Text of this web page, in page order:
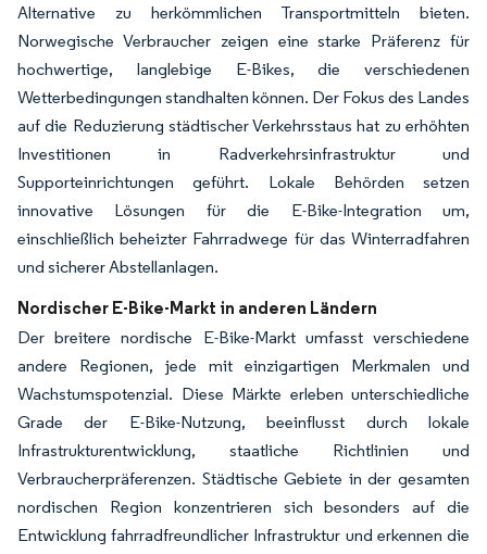
Alternative zu herkömmlichen Transportmitteln bieten.
Norwegische Verbraucher zeigen eine starke Präferenz für
hochwertige, langlebige E-Bikes, die verschiedenen
Wetterbedingungen standhalten können. Der Fokus des Landes
auf die Reduzierung städtischer Verkehrsstaus hat zu erhöhten
Investitionen in Radverkehrsinfrastruktur und
Supporteinrichtungen geführt. Lokale Behörden setzen
innovative Lösungen für die E-Bike-Integration um,
einschließlich beheizter Fahrradwege für das Winterradfahren
und sicherer Abstellanlagen.
Nordischer E-Bike-Markt in anderen Ländern
Der breitere nordische E-Bike-Markt umfasst verschiedene
andere Regionen, jede mit einzigartigen Merkmalen und
Wachstumspotenzial. Diese Märkte erleben unterschiedliche
Grade der E-Bike-Nutzung, beeinflusst durch lokale
Infrastrukturentwicklung, staatliche Richtlinien und
Verbraucherpräferenzen. Städtische Gebiete in der gesamten
nordischen Region konzentrieren sich besonders auf die
Entwicklung fahrradfreundlicher Infrastruktur und erkennen die